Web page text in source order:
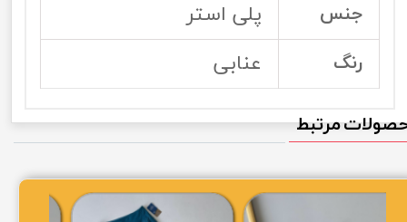
جنس پلی استر
رنگ عنابی
مرتبط